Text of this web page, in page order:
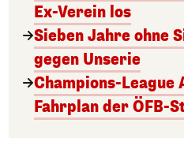
Ex-Verein los
Sieben Jahre ohne
gegen Unserie
Champions-League
Fahrplan der ÖFB-